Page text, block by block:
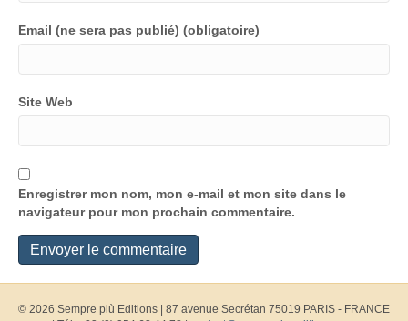
Email (ne sera pas publié) (obligatoire)
Site Web
Enregistrer mon nom, mon e-mail et mon site dans le
navigateur pour mon prochain commentaire.
© 2026 Sempre più Editions
87 avenue Secrétan 75019 PARIS - FRANCE